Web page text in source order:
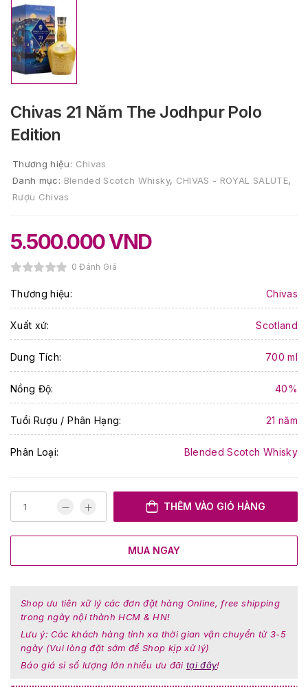
Chivas 21 Năm The Jodhpur Polo
Edition
Thương hiệu: Chivas
Danh mục: Blended Scotch Whisky, CHIVAS - ROYAL SALUTE,
Rượu Chivas
5.500.000VND
0 Đánh Giá
Thương hiệu: Chivas
Xuất xứ: Scotland
Dung Tích: 700 ml
Nồng Độ: 40%
Tuổi Rượu / Phân Hạng: 21 năm
Phân Loại: Blended Scotch Whisky
THÊM VÀO GIỎ HÀNG
MUA NGAY
Shop ưu tiên xữ lý các đơn đặt hàng Online, free shipping
trong ngày nội thành HCM & HN!
Lưu ý: Các khách hàng tỉnh xa thời gian vận chuyển từ 3-5
ngày (Vui lòng đặt sớm để Shop kịp xử lý)
Báo giá sỉ số lượng lớn nhiều ưu đãi tại đây!